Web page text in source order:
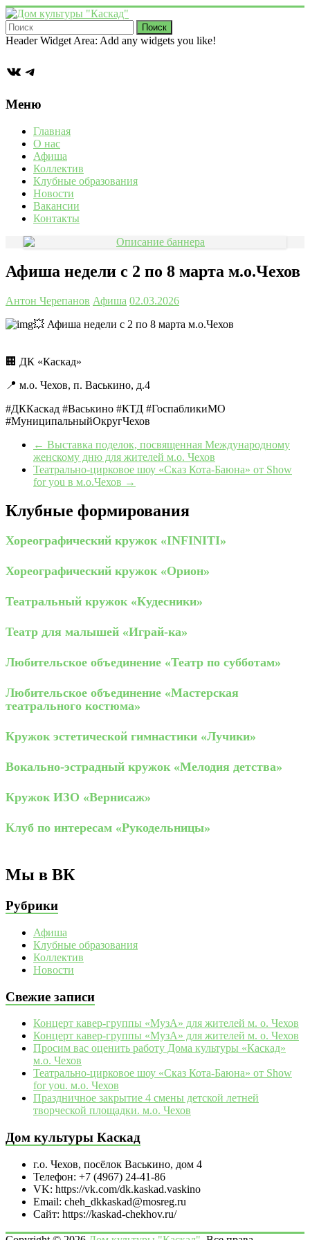
Перейти
к
содержимому
Дом
"Каскад"
Учреждение
культуры
деревне
Васькино
городского
округа
Чехов
Header Widget Area: Add any widgets you like!
ВКонтакте
Telegram
Меню
Главная
О нас
Афиша
Коллектив
Клубные образования
Новости
Вакансии
Контакты
Афиша недели с 2 по 8 марта м.о.Чехов
Антон Черепанов Афиша 02.03.2026
💥 Афиша недели с 2 по 8 марта м.о.Чехов
🏢 ДК «Каскад»
📍 м.о. Чехов, п. Васькино, д.4
#ДККаскад #Васькино #КТД #ГоспабликиМО
#МуниципальныйОкругЧехов
← Выставка поделок, посвященная Международному
женскому дню для жителей м.о. Чехов
Театрально‑цирковое шоу «Сказ Кота‑Баюна» от Show
for you в м.о.Чехов →
Клубные формирования
Хореографический кружок «INFINITI»
Хореографический кружок «Орион»
Театральный кружок «Кудесники»
Театр для малышей «Играй-ка»
Любительское объединение «Театр по субботам»
Любительское объединение «Мастерская
театрального костюма»
Кружок эстетической гимнастики «Лучики»
Вокально-эстрадный кружок «Мелодия детства»
Кружок ИЗО «Вернисаж»
Клуб по интересам «Рукодельницы»
Мы в ВК
Рубрики
Афиша
Клубные образования
Коллектив
Новости
Свежие записи
Концерт кавер-группы «МузА» для жителей м. о. Чехов
Концерт кавер-группы «МузА» для жителей м. о. Чехов
Просим вас оценить работу Дома культуры «Каскад»
м.о. Чехов
Театрально‑цирковое шоу «Сказ Кота‑Баюна» от Show
for you. м.о. Чехов
Праздничное закрытие 4 смены детской летней
творческой площадки. м.о. Чехов
Дом культуры Каскад
г.о. Чехов, посёлок Васькино, дом 4
Телефон: +7 (4967) 24-41-86
VK: https://vk.com/dk.kaskad.vaskino
Email: cheh_dkkaskad@mosreg.ru
Сайт: https://kaskad-chekhov.ru/